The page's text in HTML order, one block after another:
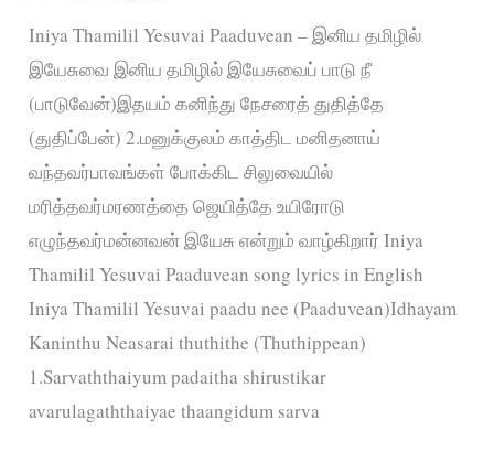
Iniya Thamilil Yesuvai Paaduvean – இனிய தமிழில்
இயேசுவை இனிய தமிழில் இயேசுவைப் பாடு நீ
(பாடுவேன்)இதயம் கனிந்து நேசரைத் துதித்தே
(துதிப்பேன்) 2.மனுக்குலம் காத்திட மனிதனாய்
வந்தவர்பாவங்கள் போக்கிட சிலுவையில்
மரித்தவர்மரணத்தை ஜெயித்தே உயிரோடு
எழுந்தவர்மன்னவன் இயேசு என்றும் வாழ்கிறார் Iniya
Thamilil Yesuvai Paaduvean song lyrics in English
Iniya Thamilil Yesuvai paadu nee (Paaduvean)Idhayam
Kaninthu Neasarai thuthithe (Thuthippean)
1.Sarvaththaiyum padaitha shirustikar
avarulagaththaiyae thaangidum sarva